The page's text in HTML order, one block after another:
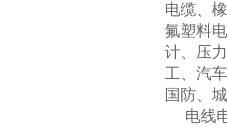
电缆、
氟塑料
计、压
工、汽
国防、
电线